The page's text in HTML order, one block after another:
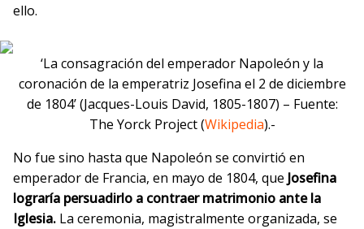
ello.
‘La consagración del emperador Napoleón y la
coronación de la emperatriz Josefina el 2 de diciembre
de 1804’ (Jacques-Louis David, 1805-1807) – Fuente:
The Yorck Project (Wikipedia).-
No fue sino hasta que Napoleón se convirtió en
emperador de Francia, en mayo de 1804, que Josefina
lograría persuadirlo a contraer matrimonio ante la
Iglesia. La ceremonia, magistralmente organizada, se